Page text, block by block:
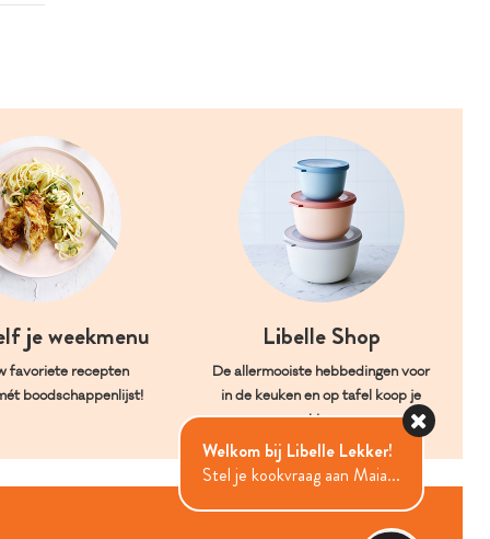
je weekmenu
favoriete recepten
boodschappenlijst!
Libelle Shop
De allermooiste hebbedingen voor
in de keuken en op tafel koop je
hier.
Welkom bij Libelle Lekker!
Stel je kookvraag aan Maia...